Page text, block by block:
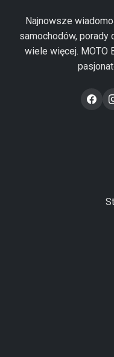
Najnowsze
samochodów, porady
wiele więcej. MOTO